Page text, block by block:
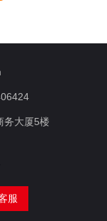
务大厦5楼
服